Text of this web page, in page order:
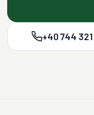
+40 744